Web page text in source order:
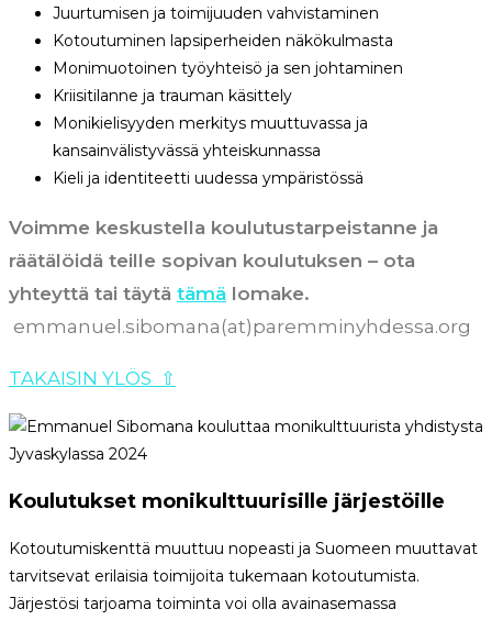
Juurtumisen ja toimijuuden vahvistaminen
Kotoutuminen lapsiperheiden näkökulmasta
Monimuotoinen työyhteisö ja sen johtaminen
Kriisitilanne ja trauman käsittely
Monikielisyyden merkitys muuttuvassa ja
kansainvälistyvässä yhteiskunnassa
Kieli ja identiteetti uudessa ympäristössä
Voimme keskustella koulutustarpeistanne ja
räätälöidä teille sopivan koulutuksen – ota
yhteyttä tai täytä tämä lomake.
emmanuel.sibomana(at)paremminyhdessa.org
TAKAISIN YLÖS ⇧
Koulutukset monikulttuurisille järjestöille
Kotoutumiskenttä muuttuu nopeasti ja Suomeen muuttavat
tarvitsevat erilaisia toimijoita tukemaan kotoutumista.
Järjestösi tarjoama toiminta voi olla avainasemassa